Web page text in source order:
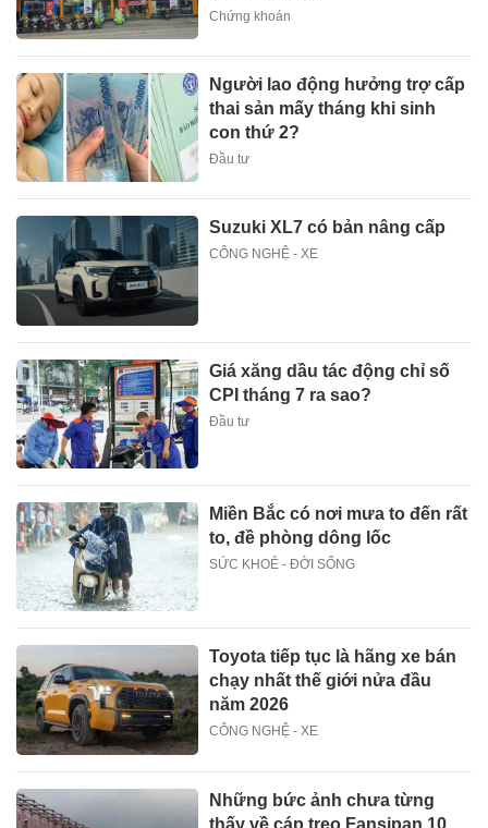
Chứng khoán
Người lao động hưởng trợ cấp
thai sản mấy tháng khi sinh
con thứ 2?
Đầu tư
Suzuki XL7 có bản nâng cấp
CÔNG NGHỆ - XE
Giá xăng dầu tác động chỉ số
CPI tháng 7 ra sao?
Đầu tư
Miền Bắc có nơi mưa to đến rất
to, đề phòng dông lốc
SỨC KHOẺ - ĐỜI SỐNG
Toyota tiếp tục là hãng xe bán
chạy nhất thế giới nửa đầu
năm 2026
CÔNG NGHỆ - XE
Những bức ảnh chưa từng
thấy về cáp treo Fansipan 10